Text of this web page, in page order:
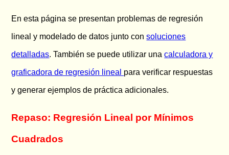
En esta página se presentan problemas de regresión
lineal y modelado de datos junto consoluciones
detalladas. También se puede utilizar unacalculadora y
graficadora de regresión lineal para verificar respuestas
y generar ejemplos de práctica adicionales.
Repaso: Regresión Lineal por Mínimos
Cuadrados